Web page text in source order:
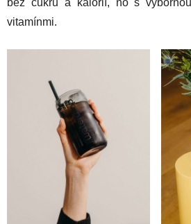
vitamínmi.